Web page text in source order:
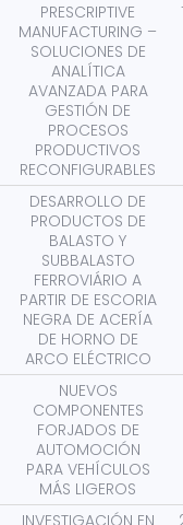
PRESCRIPTIVE
MANUFACTURING –
SOLUCIONES DE
ANALÍTICA
AVANZADA PARA
GESTIÓN DE
PROCESOS
PRODUCTIVOS
RECONFIGURABLES
DESARROLLO DE
PRODUCTOS DE
BALASTO Y
SUBBALASTO
FERROVIÁRIO A
PARTIR DE ESCORIA
NEGRA DE ACERÍA
DE HORNO DE
ARCO ELÉCTRICO
NUEVOS
COMPONENTES
FORJADOS DE
AUTOMOCIÓN
PARA VEHÍCULOS
MÁS LIGEROS